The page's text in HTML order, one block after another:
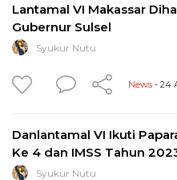
Lantamal VI Makassar
Gubernur Sulsel
Syukur Nutu
News - 24
Danlantamal VI Ikuti
Ke 4 dan IMSS Tahun
Syukur Nutu